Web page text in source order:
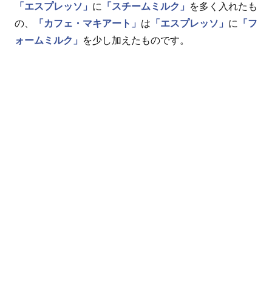
「エスプレッソ」 に 「スチームミルク」
を多く入れたも
の、
「カフェ・マキアート」 は 「エスプレッソ」 に
「フ
ォームミルク」
を少し加えたものです。